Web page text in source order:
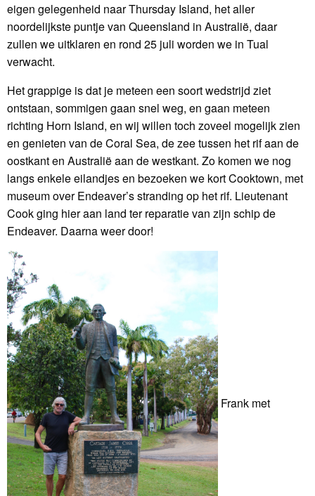
eigen gelegenheid naar Thursday Island, het aller
noordelijkste puntje van Queensland in Australië, daar
zullen we uitklaren en rond 25 juli worden we in Tual
verwacht.
Het grappige is dat je meteen een soort wedstrijd ziet
ontstaan, sommigen gaan snel weg, en gaan meteen
richting Horn Island, en wij willen toch zoveel mogelijk zien
en genieten van de Coral Sea, de zee tussen het rif aan de
oostkant en Australië aan de westkant. Zo komen we nog
langs enkele eilandjes en bezoeken we kort Cooktown, met
museum over Endeaver’s stranding op het rif. Lieutenant
Cook ging hier aan land ter reparatie van zijn schip de
Endeaver. Daarna weer door!
Frank met